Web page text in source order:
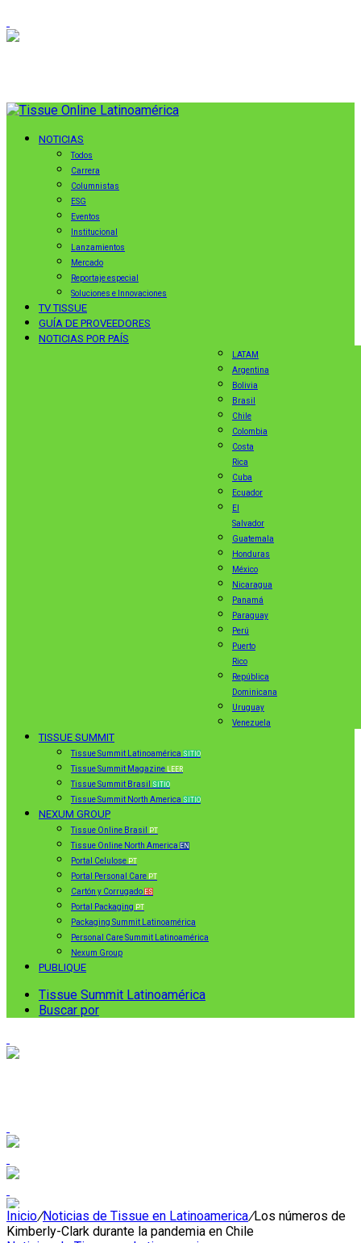
NOTICIAS
Todos
Carrera
Columnistas
ESG
Eventos
Institucional
Lanzamientos
Mercado
Reportaje especial
Soluciones e Innovaciones
TV TISSUE
GUÍA DE PROVEEDORES
NOTICIAS POR PAÍS
LATAM
Argentina
Bolivia
Brasil
Chile
Colombia
Costa
Rica
Cuba
Ecuador
El
Salvador
Guatemala
Honduras
México
Nicaragua
Panamá
Paraguay
Perú
Puerto
Rico
República
Dominicana
Uruguay
Venezuela
TISSUE SUMMIT
Tissue Summit Latinoamérica SITIO
Tissue Summit Magazine LEER
Tissue Summit Brasil SITIO
Tissue Summit North America SITIO
NEXUM GROUP
Tissue Online Brasil PT
Tissue Online North America EN
Portal Celulose PT
Portal Personal Care PT
Cartón y Corrugado ES
Portal Packaging PT
Packaging Summit Latinoamérica
Personal Care Summit Latinoamérica
Nexum Group
PUBLIQUE
Tissue Summit Latinoamérica
Buscar por
Inicio/Noticias de Tissue en Latinoamerica/Los números de
Kimberly-Clark durante la pandemia en Chile